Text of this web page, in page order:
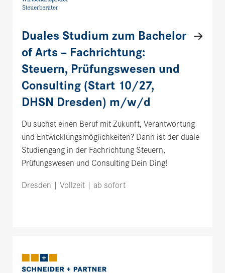
Duales Studium zum Bachelor
of Arts – Fachrichtung:
Steuern, Prüfungswesen und
Consulting (Start 10/27,
DHSN Dresden) m/w/d
Du suchst einen Beruf mit Zukunft, Verantwortung
und Entwicklungsmöglichkeiten? Dann ist der duale
Studiengang in der Fachrichtung Steuern,
Prüfungswesen und Consulting Dein Ding!
Dresden | Vollzeit | ab sofort